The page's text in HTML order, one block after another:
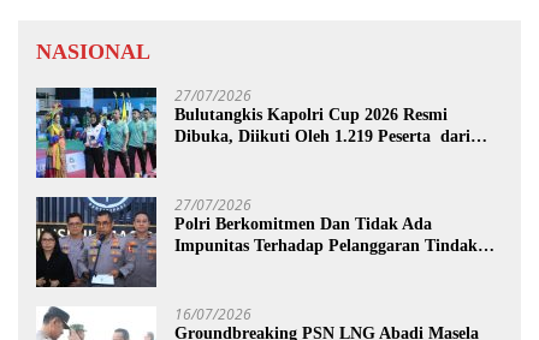
NASIONAL
27/07/2026
Bulutangkis Kapolri Cup 2026 Resmi
Dibuka, Diikuti Oleh 1.219 Peserta dari
27/07/2026
Polri Berkomitmen Dan Tidak Ada
Impunitas Terhadap Pelanggaran Tindak
16/07/2026
Groundbreaking PSN LNG Abadi Masela